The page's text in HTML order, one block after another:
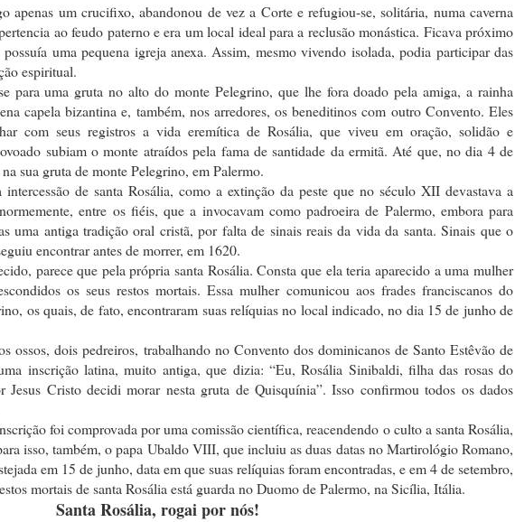
apenas um crucifixo, abandonou de vez a Corte e refugiou-se, solitária, numa caverna
ao feudo paterno e era um local ideal para a reclusão monástica. Ficava próximo
uma pequena igreja anexa. Assim, mesmo vivendo isolada, podia participar das
espiritual.
para uma gruta no alto do monte Pelegrino, que lhe fora doado pela amiga, a rainha
capela bizantina e, também, nos arredores, os beneditinos com outro Convento. Eles
com seus registros a vida eremítica de Rosália, que viveu em oração, solidão e
subiam o monte atraídos pela fama de santidade da ermitã. Até que, no dia 4 de
sua gruta de monte Pelegrino, em Palermo.
de santa Rosália, como a extinção da peste que no século XII devastava a
entre os fiéis, que a invocavam como padroeira de Palermo, embora para
uma antiga tradição oral cristã, por falta de sinais reais da vida da santa. Sinais que o
encontrar antes de morrer, em 1620.
parece que pela própria santa Rosália. Consta que ela teria aparecido a uma mulher
os seus restos mortais. Essa mulher comunicou aos frades franciscanos do
os quais, de fato, encontraram suas relíquias no local indicado, no dia 15 de junho de
ossos, dois pedreiros, trabalhando no Convento dos dominicanos de Santo Estêvão de
inscrição latina, muito antiga, que dizia: “Eu, Rosália Sinibaldi, filha das rosas do
Jesus Cristo decidi morar nesta gruta de Quisquínia”. Isso confirmou todos os dados
foi comprovada por uma comissão científica, reacendendo o culto a santa Rosália,
isso, também, o papa Ubaldo VIII, que incluiu as duas datas no Martirológio Romano,
em 15 de junho, data em que suas relíquias foram encontradas, e em 4 de setembro,
mortais de santa Rosália está guarda no Duomo de Palermo, na Sicília, Itália.
Santa Rosália, rogai por nós!